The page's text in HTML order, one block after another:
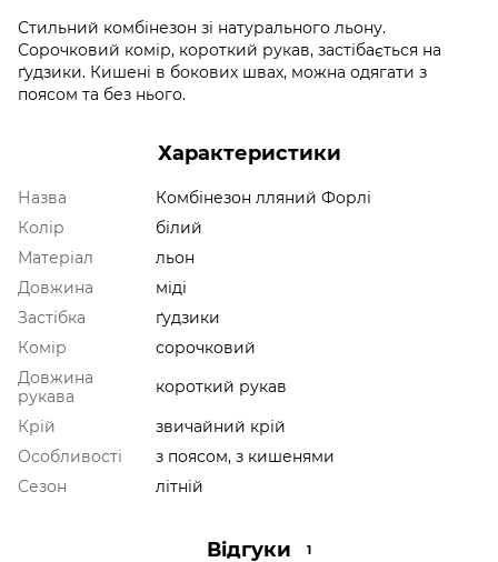
Стильний комбінезон зі натурального льону.
Сорочковий комір, короткий рукав, застібається на
ґудзики. Кишені в бокових швах, можна одягати з
поясом та без нього.
Характеристики
Назва
Комбінезон лляний Форлі
Колір
білий
Матеріал
льон
Довжина
міді
Застібка
ґудзики
Комір
сорочковий
Довжина
рукава
короткий рукав
Крій
звичайний крій
Особливості
з поясом, з кишенями
Сезон
літній
Відгуки 1